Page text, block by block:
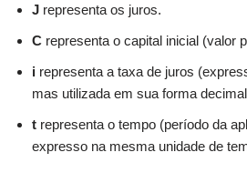
J representa os juros.
C representa o capital inicial (valor
i representa a taxa de juros
mas utilizada em sua forma
t representa o tempo (período da
expresso na mesma unidade de